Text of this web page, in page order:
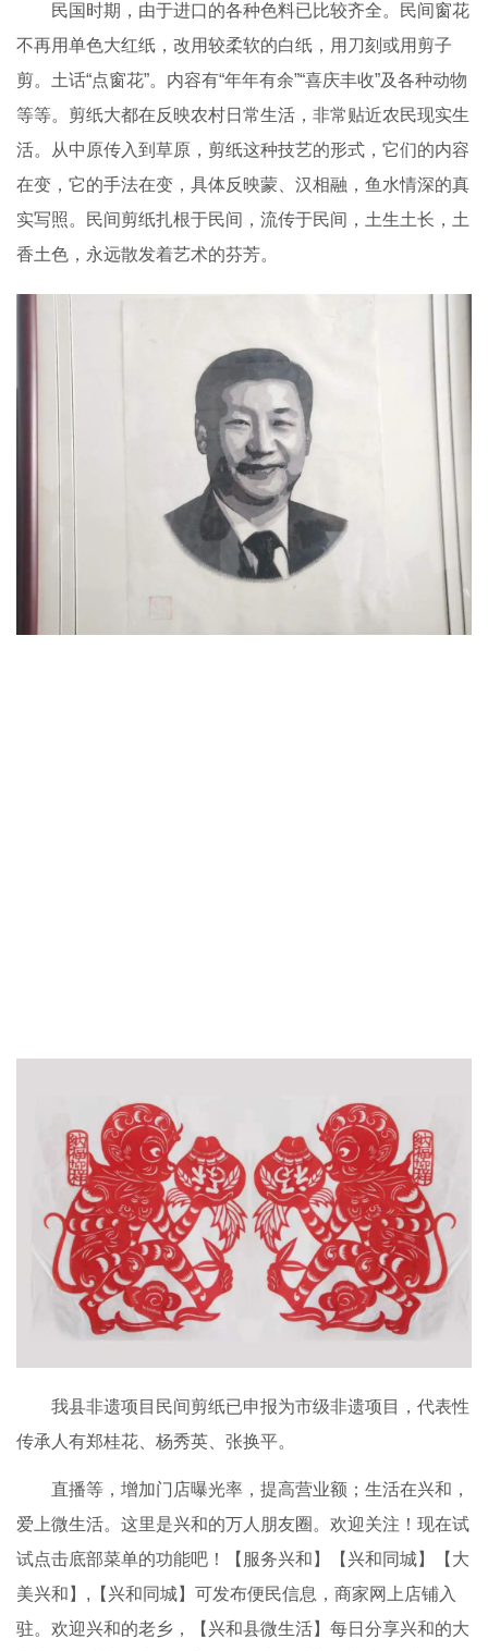
民国时期，由于进口的各种色料已比较齐全。民间窗花
不再用单色大红纸，改用较柔软的白纸，用刀刻或用剪子
剪。土话“点窗花”。内容有“年年有余”“喜庆丰收”及各种动物
等等。剪纸大都在反映农村日常生活，非常贴近农民现实生
活。从中原传入到草原，剪纸这种技艺的形式，它们的内容
在变，它的手法在变，具体反映蒙、汉相融，鱼水情深的真
实写照。民间剪纸扎根于民间，流传于民间，土生土长，土
香土色，永远散发着艺术的芬芳。
我县非遗项目民间剪纸已申报为市级非遗项目，代表性
传承人有郑桂花、杨秀英、张换平。
直播等，增加门店曝光率，提高营业额；生活在兴和，
爱上微生活。这里是兴和的万人朋友圈。欢迎关注！现在试
试点击底部菜单的功能吧！【服务兴和】【兴和同城】【大
美兴和】,【兴和同城】可发布便民信息，商家网上店铺入
驻。欢迎兴和的老乡，【兴和县微生活】每日分享兴和的大